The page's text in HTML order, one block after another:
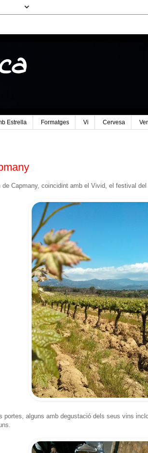
Estrella Formatges Vi Cervesa
Capmany, coincidint amb el Vivid, el festival
portes, alguns amb degustació dels seus vins